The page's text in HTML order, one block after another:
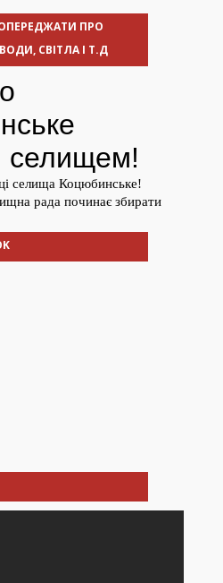
ПРО
СВІТЛА І Т.Д